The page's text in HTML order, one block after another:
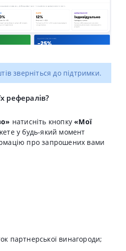
зверніться до підтримки.
рефералів?
натисніть кнопку«Мої
у будь-який момент
про запрошених вами
партнерської винагороди;